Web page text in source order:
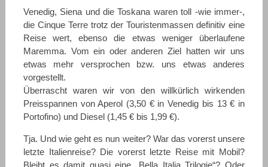
Venedig, Siena und die Toskana waren toll -wie immer-,
die Cinque Terre trotz der Touristenmassen definitiv eine
Reise wert, ebenso die etwas weniger überlaufene
Maremma. Vom ein oder anderen Ziel hatten wir uns
etwas mehr versprochen bzw. uns etwas anderes
vorgestellt.
Überrascht waren wir von den willkürlich wirkenden
Preisspannen von Aperol (3,50 € in Venedig bis 13 € in
Portofino) und Diesel (1,45 € bis 1,99 €).
Tja. Und wie geht es nun weiter? War das vorerst unsere
letzte Italienreise? Die vorerst letzte Reise mit Mobil?
Bleibt es damit quasi eine „Bella Italia Trilogie“? Oder